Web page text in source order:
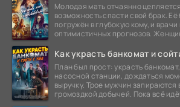
Молодая мать отчаянно
возможность спасти свой брак.
погружён в глубокую кому, и
оптимистичных прогнозов.
Как украсть банкомат и
План был прост: украсть
насосной станции, дождаться
выручку. Трое мужчин запираются
громоздкой добычей. Пока всё